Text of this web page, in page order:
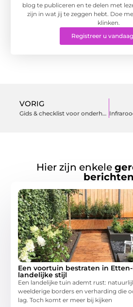
blog te publiceren en te delen met
zijn in wat jij te zeggen hebt. Doe
klinken.
Registreer u
VORIG
Gids & checklist voor onderhoud, styling en groen
Hier zijn enkele
berichten
Een voortuin bestraten in
landelijke stijl
Een landelijke tuin ademt rust:
weelderige borders en verharding die
lag. Toch komt er meer bij kijken